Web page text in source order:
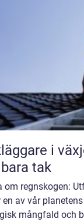
i växjö kunskap, trygghet
tak
om regnskogen:
en av vår
mångfald och